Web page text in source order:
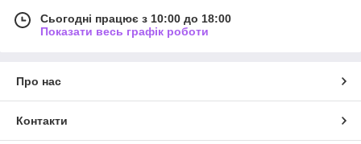
Сьогодні працює з 10:00 до 18:00
Показати весь графік роботи
Про нас
Контакти